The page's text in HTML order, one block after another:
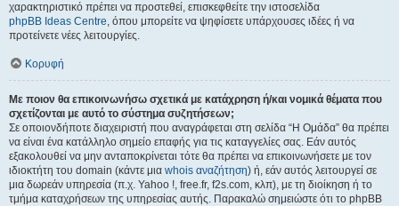
χαρακτηριστικό πρέπει να προστεθεί, επισκεφθείτε την ιστοσελίδα
phpBB Ideas Centre, όπου μπορείτε να ψηφίσετε υπάρχουσες ιδέες ή να
προτείνετε νέες λειτουργίες.
Κορυφή
Με ποιον θα επικοινωνήσω σχετικά με κατάχρηση ή/και νομικά θέματα που
σχετίζονται με αυτό το σύστημα συζητήσεων;
Σε οποιονδήποτε διαχειριστή που αναγράφεται στη σελίδα “Η Ομάδα” θα πρέπει
να είναι ένα κατάλληλο σημείο επαφής για τις καταγγελίες σας. Εάν αυτός
εξακολουθεί να μην ανταποκρίνεται τότε θα πρέπει να επικοινωνήσετε με τον
ιδιοκτήτη του domain (κάντε μια whois αναζήτηση) ή, εάν αυτός λειτουργεί σε
μια δωρεάν υπηρεσία (π.χ. Yahoo !, free.fr, f2s.com, κλπ), με τη διοίκηση ή το
τμήμα καταχρήσεων της υπηρεσίας αυτής. Παρακαλώ σημειώστε ότι το phpBB